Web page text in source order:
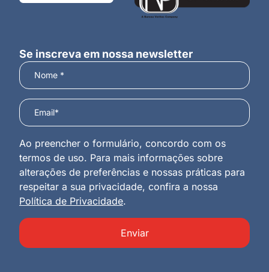
Se inscreva em nossa newsletter
Ao preencher o formulário, concordo com os
termos de uso. Para mais informações sobre
alterações de preferências e nossas práticas para
respeitar a sua privacidade, confira a nossa
Política de Privacidade.
Enviar